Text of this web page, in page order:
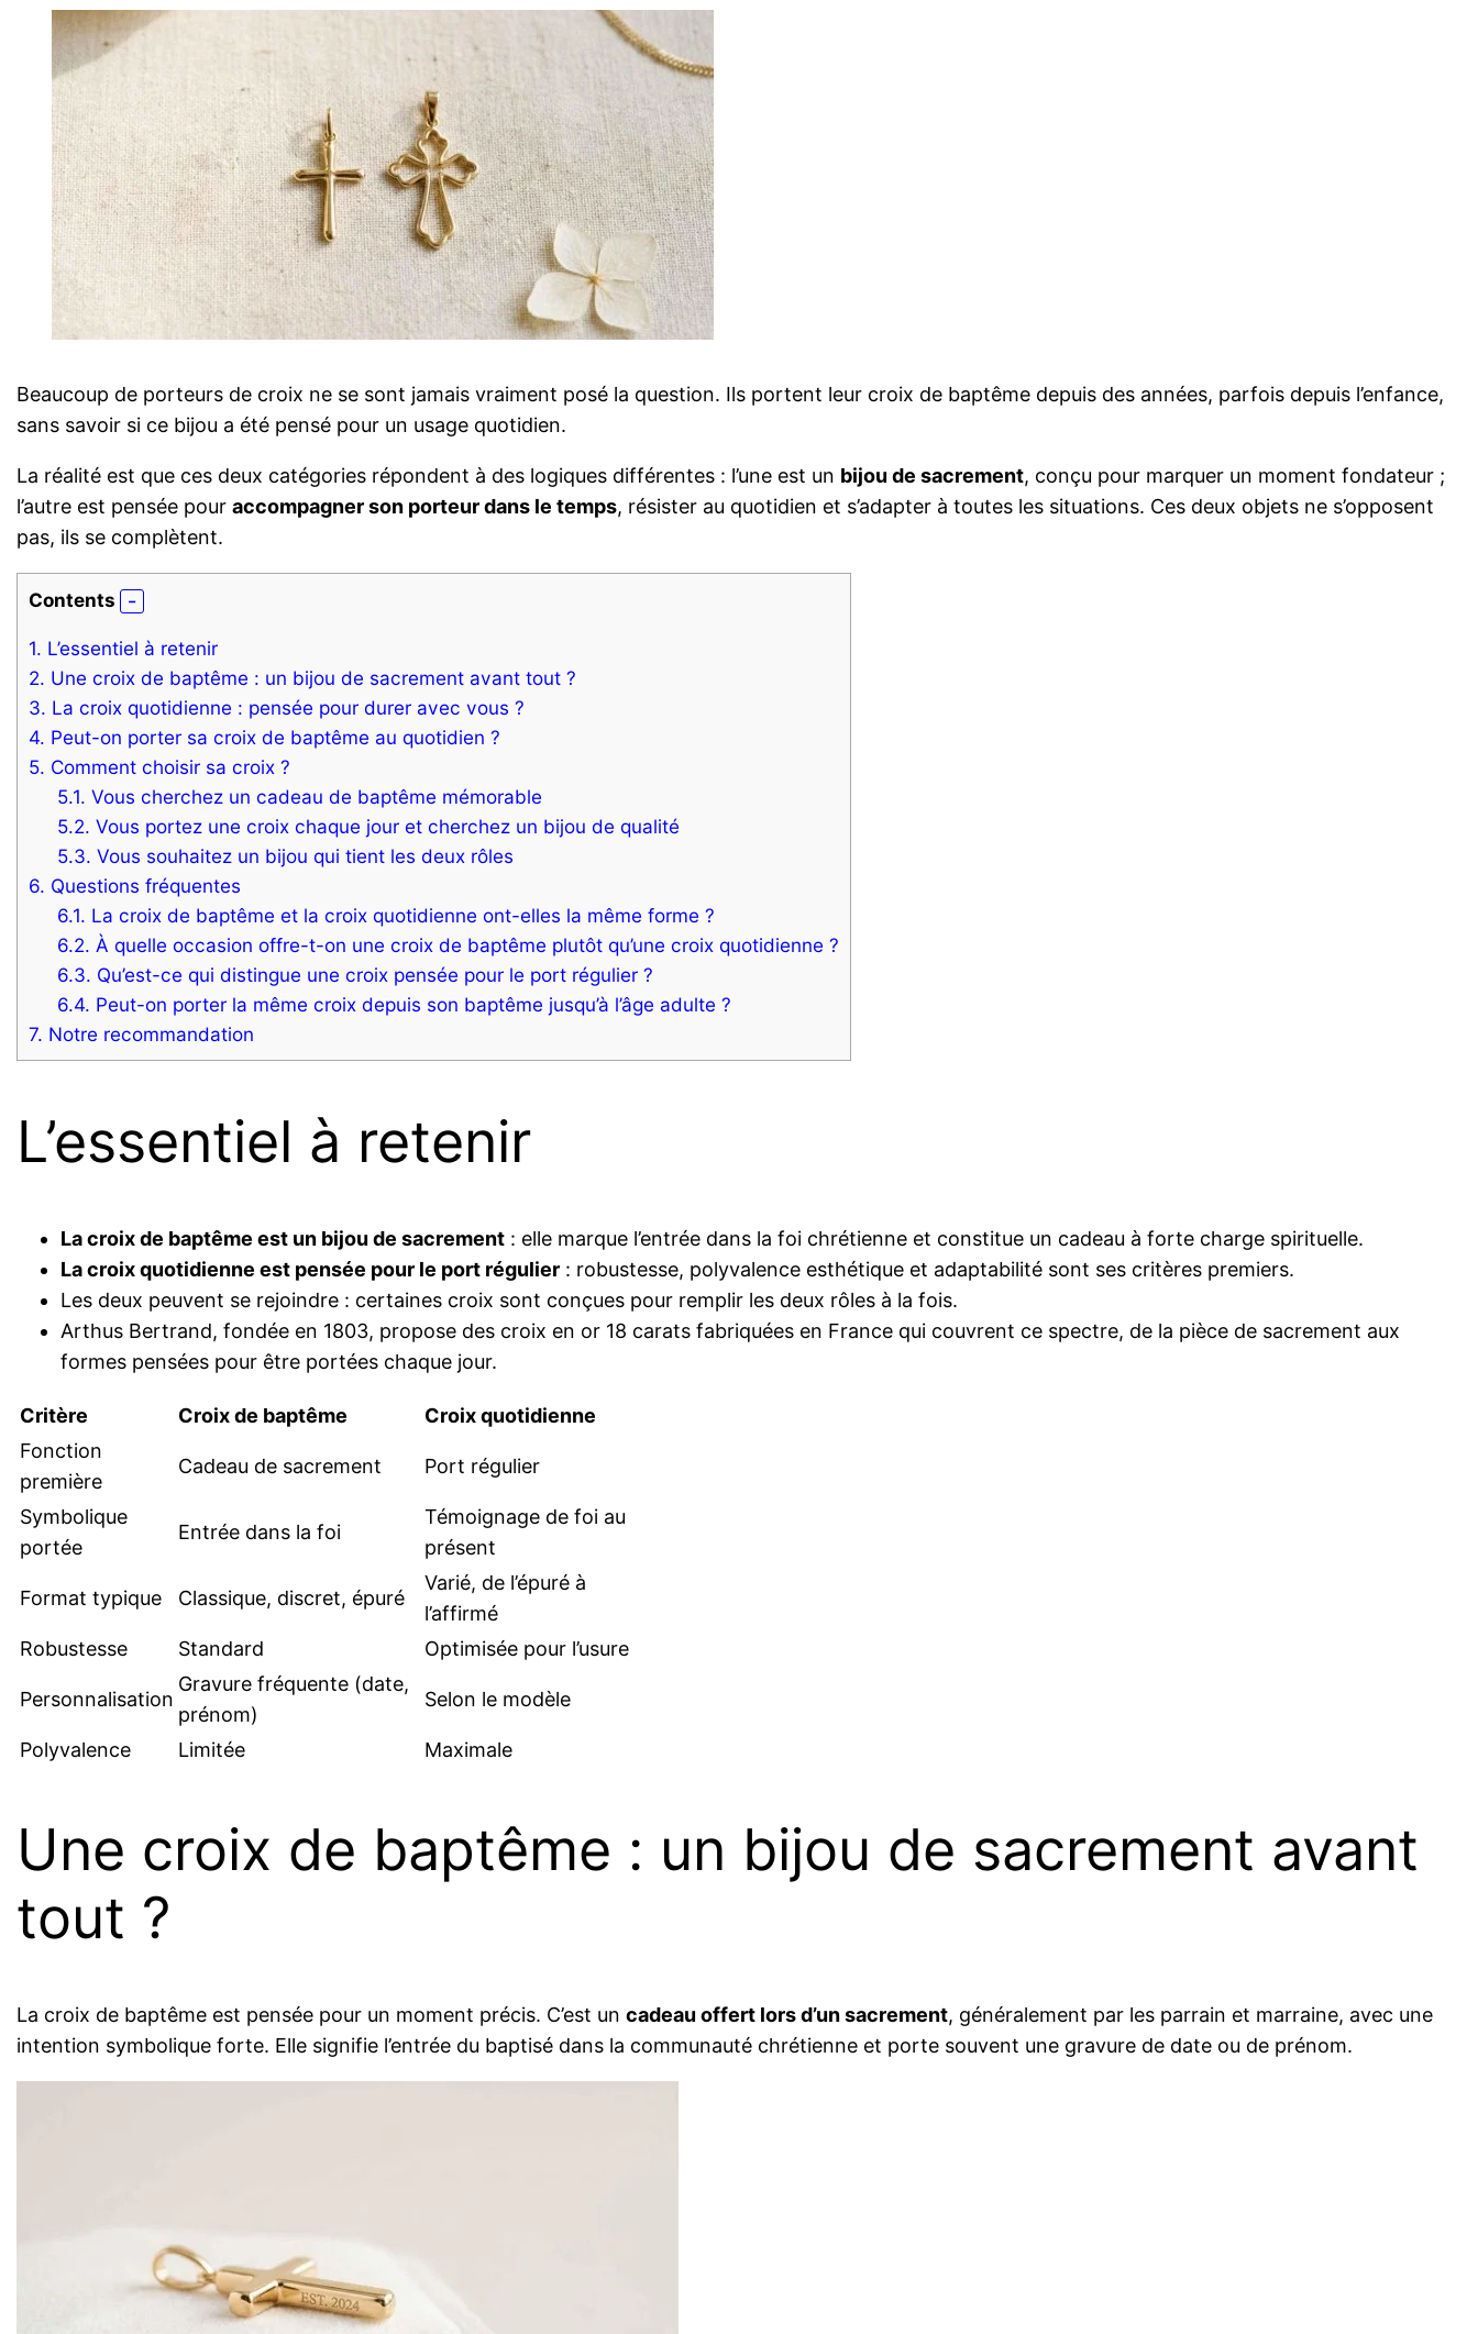
Beaucoup de porteurs de croix ne se sont jamais vraiment posé la question. Ils portent leur croix de baptême depuis des années, parfois depuis l’enfance,
sans savoir si ce bijou a été pensé pour un usage quotidien.
La réalité est que ces deux catégories répondent à des logiques différentes : l’une est un bijou de sacrement, conçu pour marquer un moment fondateur ;
l’autre est pensée pouraccompagner son porteur dans le temps, résister au quotidien et s’adapter à toutes les situations. Ces deux objets ne s’opposent
pas, ils se complètent.
Contents
1. L’essentiel à retenir
2. Une croix de baptême : un bijou de sacrement avant tout ?
3. La croix quotidienne : pensée pour durer avec vous ?
4. Peut-on porter sa croix de baptême au quotidien ?
5. Comment choisir sa croix ?
5.1. Vous cherchez un cadeau de baptême mémorable
5.2. Vous portez une croix chaque jour et cherchez un bijou de qualité
5.3. Vous souhaitez un bijou qui tient les deux rôles
6. Questions fréquentes
6.1. La croix de baptême et la croix quotidienne ont-elles la même forme ?
6.2. À quelle occasion offre-t-on une croix de baptême plutôt qu’une croix quotidienne ?
6.3. Qu’est-ce qui distingue une croix pensée pour le port régulier ?
6.4. Peut-on porter la même croix depuis son baptême jusqu’à l’âge adulte ?
7. Notre recommandation
L’essentiel à retenir
La croix de baptême est un bijou de sacrement : elle marque l’entrée dans la foi chrétienne et constitue un cadeau à forte charge spirituelle.
La croix quotidienne est pensée pour le port régulier : robustesse, polyvalence esthétique et adaptabilité sont ses critères premiers.
Les deux peuvent se rejoindre : certaines croix sont conçues pour remplir les deux rôles à la fois.
Arthus Bertrand, fondée en 1803, propose des croix en or 18 carats fabriquées en France qui couvrent ce spectre, de la pièce de sacrement aux
formes pensées pour être portées chaque jour.
Critère Croix de baptême
Croix quotidienne
Fonction
première
Cadeau de sacrement Port régulier
Symbolique
portée
Entrée dans la foi
Témoignage de foi au
présent
Format typique Classique, discret, épuré
Varié, de l’épuré à
l’affirmé
Robustesse
Standard Optimisée pour l’usure
Personnalisation
Gravure fréquente (date,
prénom)
Selon le modèle
Polyvalence Limitée Maximale
Une croix de baptême : un bijou de sacrement avant
tout ?
La croix de baptême est pensée pour un moment précis. C’est uncadeau offert lors d’un sacrement, généralement par les parrain et marraine, avec une
intention symbolique forte. Elle signifie l’entrée du baptisé dans la communauté chrétienne et porte souvent une gravure de date ou de prénom.